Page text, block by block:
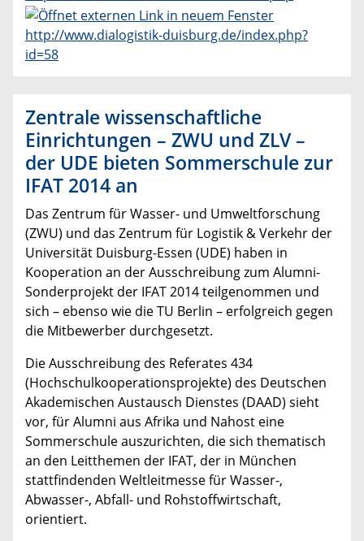
http://www.dialogistik-duisburg.de/index.php?
id=58
Zentrale wissenschaftliche
Einrichtungen – ZWU und ZLV –
der UDE bieten Sommerschule zur
IFAT 2014 an
Das Zentrum für Wasser- und Umweltforschung
(ZWU) und das Zentrum für Logistik & Verkehr der
Universität Duisburg-Essen (UDE) haben in
Kooperation an der Ausschreibung zum Alumni-
Sonderprojekt der IFAT 2014 teilgenommen und
sich – ebenso wie die TU Berlin – erfolgreich gegen
die Mitbewerber durchgesetzt.
Die Ausschreibung des Referates 434
(Hochschulkooperationsprojekte) des Deutschen
Akademischen Austausch Dienstes (DAAD) sieht
vor, für Alumni aus Afrika und Nahost eine
Sommerschule auszurichten, die sich thematisch
an den Leitthemen der IFAT, der in München
stattfindenden Weltleitmesse für Wasser-,
Abwasser-, Abfall- und Rohstoffwirtschaft,
orientiert.